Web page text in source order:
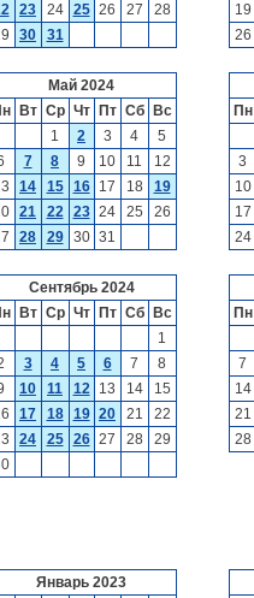
23 24 25 26 27
28
30 31
19
26
Май 2024
Вт Ср Чт Пт Сб
Вс
1
2 3 4
5
7 8 9 10 11
12
14 15 16 17 18
19
21 22 23 24 25
26
28 29 30 31
Пн
3
10
17
24
Сентябрь 2024
Вт Ср Чт Пт Сб
Вс
1
3 4 5 6 7
8
10 11 12 13 14
15
17 18 19 20 21
22
24 25 26 27 28
29
Пн
7
14
21
28
Январь 2023